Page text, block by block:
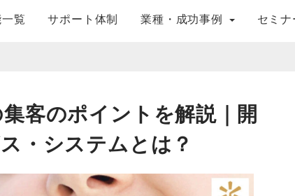
覧 サポート体制 業種・成功事例 セミナ
客のポイントを解説｜開
・システムとは？